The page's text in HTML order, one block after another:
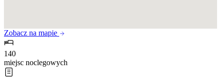
Zobacz na mapie
140
miejsc noclegowych